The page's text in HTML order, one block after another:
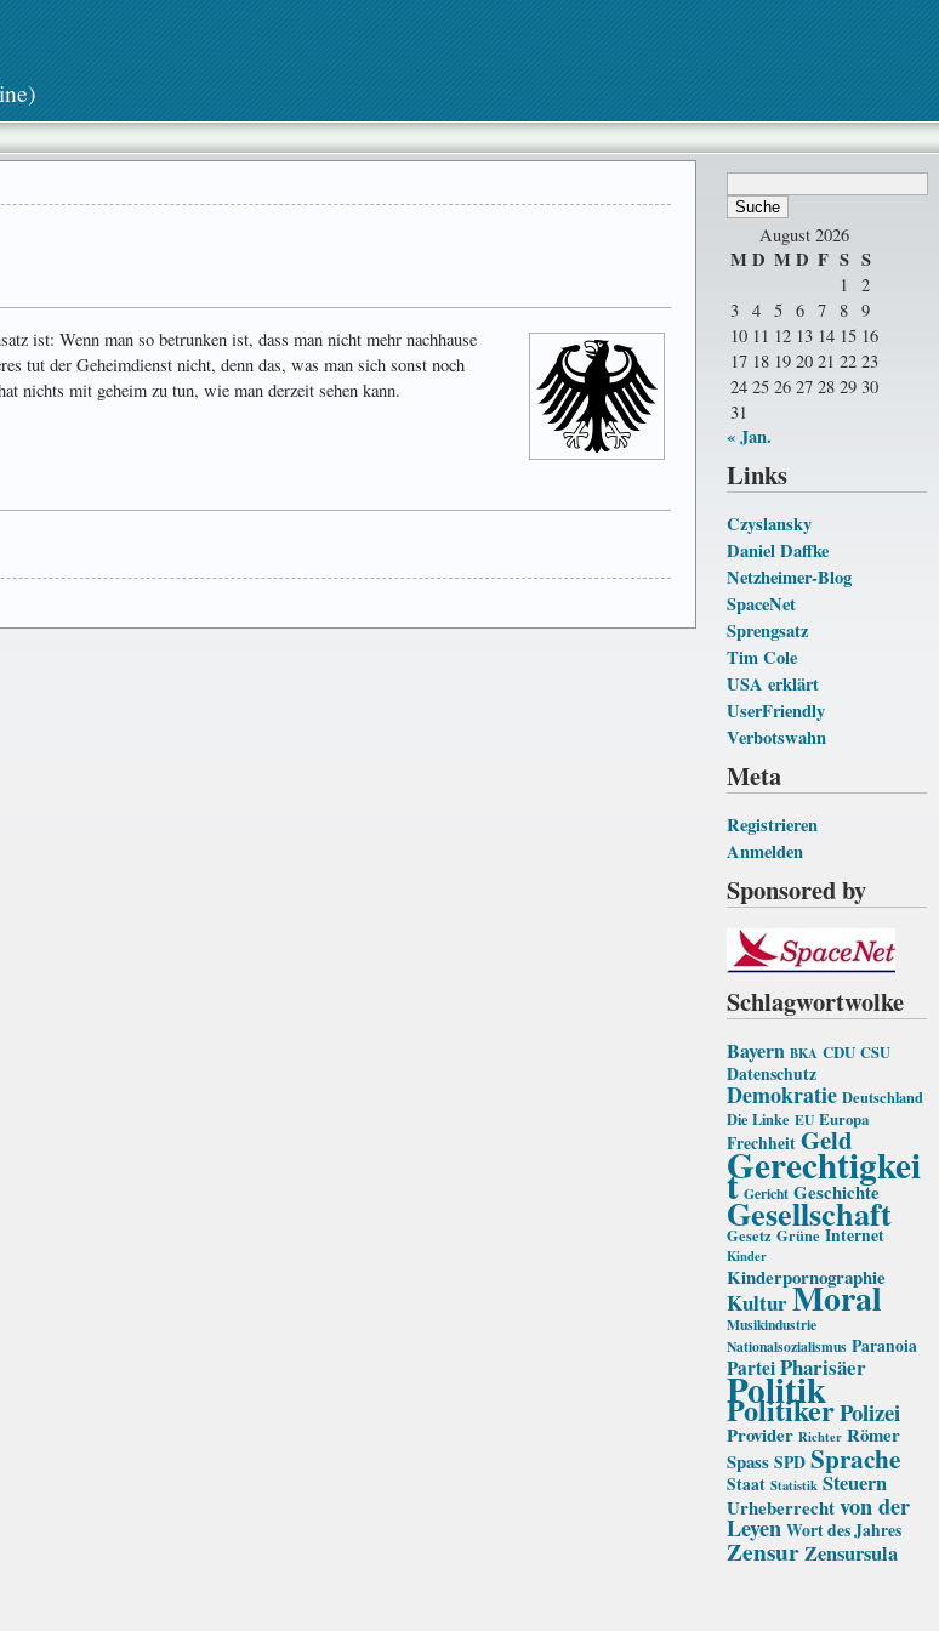
August 2026
MD MD F S S
1
2
3 4 5 6 7 8 9
10 11 12 13 14 15 16
17 18 19 20 21 22 23
24 25 26 27 28 29 30
31
« Jan.
Links
Czyslansky
Daniel Daffke
Netzheimer-Blog
SpaceNet
Sprengsatz
Tim Cole
USA erklärt
UserFriendly
Verbotswahn
Meta
Registrieren
Anmelden
Sponsored by
Schlagwortwolke
Bayern BKA CDU CSU
Datenschutz
Demokratie Deutschland
Die Linke EU Europa
Frechheit Geld
Gerechtigkei
t Gericht Geschichte
Gesellschaft
Gesetz Grüne Internet
Kinder
Kinderpornographie
KulturMoral
Musikindustrie
Nationalsozialismus Paranoia
ParteiPharisäer
Politik
PolitikerPolizei
Provider Richter Römer
Spass SPD Sprache
Staat Statistik Steuern
Urheberrechtvon der
Leyen Wort des Jahres
ZensurZensursula
ist: Wenn man so betrunken ist, dass man nicht mehr nachhause
tut der Geheimdienst nicht, denn das, was man sich sonst noch
nichts mit geheim zu tun, wie man derzeit sehen kann.